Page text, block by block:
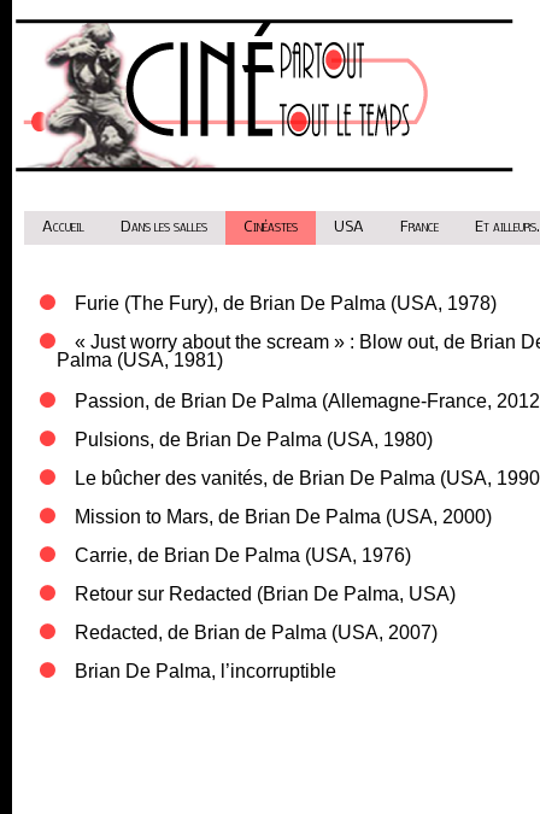
Accueil Dans les salles Cinéastes USA France Et
Furie (The Fury), de Brian De Palma (USA, 1978)
« Just worry about the scream » : Blow out, de Brian
Palma (USA, 1981)
Passion, de Brian De Palma (Allemagne-France,
Pulsions, de Brian De Palma (USA, 1980)
Le bûcher des vanités, de Brian De Palma (USA,
Mission to Mars, de Brian De Palma (USA, 2000)
Carrie, de Brian De Palma (USA, 1976)
Retour sur Redacted (Brian De Palma, USA)
Redacted, de Brian de Palma (USA, 2007)
Brian De Palma, l’incorruptible